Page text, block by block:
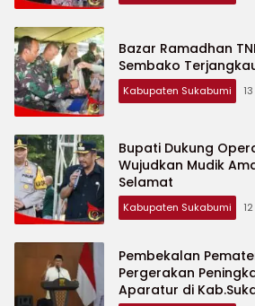
Bazar Ramadhan
Sembako
Kabupaten Sukabumi
Bupati Dukung
Wujudkan Mudik
Selamat
Kabupaten Sukabumi
Pembekalan
Pergerakan
Aparatur di